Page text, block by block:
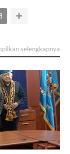
selengkapnya